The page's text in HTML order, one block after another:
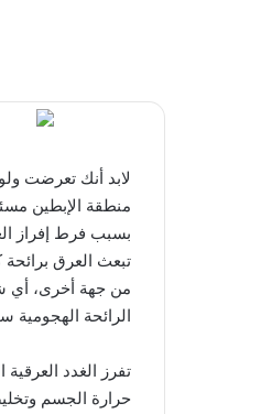
لابد أنك تعرضت
منطقة الإبطين
بسبب فرط إفراز
تبعث العرق برائحة
من جهة أخرى، أي
الرائحة الهجومية
تفرز الغدد
حرارة الجسم